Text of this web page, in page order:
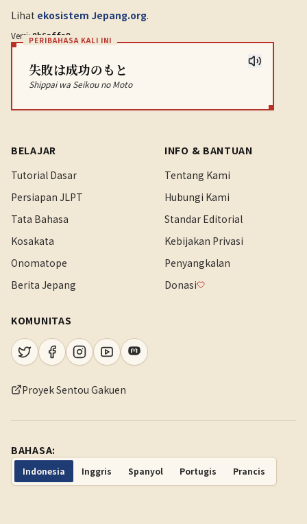
Lihat ekosistem Jepang.org.
Versi:0b6affa9.
PERIBAHASA KALI INI
失敗は成功のもと
Shippai wa Seikou no Moto
BELAJAR
Tutorial Dasar
Persiapan JLPT
Tata Bahasa
Kosakata
Onomatope
Berita Jepang
INFO & BANTUAN
Tentang Kami
Hubungi Kami
Standar Editorial
Kebijakan Privasi
Penyangkalan
Donasi
KOMUNITAS
Proyek Sentou Gakuen
BAHASA:
Indonesia Inggris Spanyol Portugis Prancis